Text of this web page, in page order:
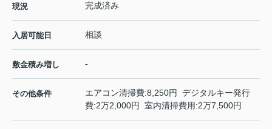
現況 完成済み
入居可能日 相談
敷金積み増し -
その他条件
エアコン清掃費:8,250円 デジタルキー発行
費:2万2,000円 室内清掃費用:2万7,500円